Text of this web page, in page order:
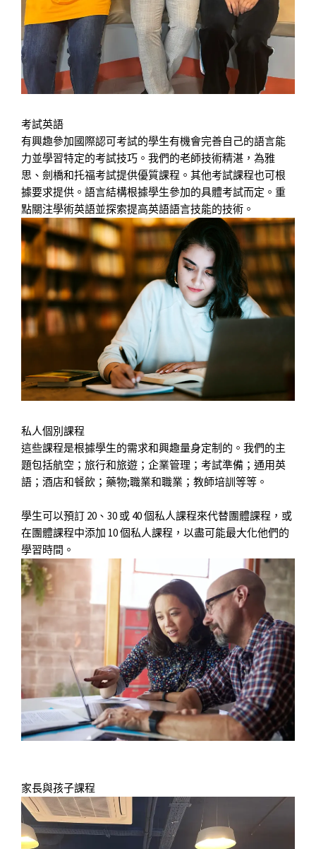
考試英語
有興趣參加國際認可考試的學生有機會完善自己的語言能
力並學習特定的考試技巧。我們的老師技術精湛，為雅
思、劍橋和托福考試提供優質課程。其他考試課程也可根
據要求提供。語言結構根據學生參加的具體考試而定。重
點關注學術英語並探索提高英語語言技能的技術。
私人個別課程
這些課程是根據學生的需求和興趣量身定制的。我們的主
題包括航空；旅行和旅遊；企業管理；考試準備；通用英
語；酒店和餐飲；藥物;職業和職業；教師培訓等等。
學生可以預訂 20、30 或 40 個私人課程來代替團體課程，或
在團體課程中添加 10 個私人課程，以盡可能最大化他們的
學習時間。
家長與孩子課程